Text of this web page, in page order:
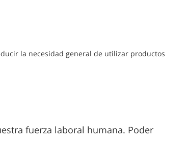
la necesidad general de utilizar productos
fuerza laboral humana. Poder